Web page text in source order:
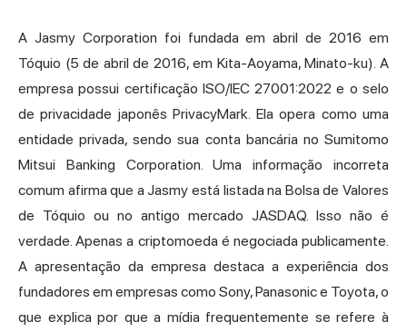
A Jasmy Corporation foi fundada em abril de 2016 em
Tóquio (5 de abril de 2016, em Kita-Aoyama, Minato-ku). A
empresa possui certificação ISO/IEC 27001:2022 e o selo
de privacidade japonês PrivacyMark. Ela opera como uma
entidade privada, sendo sua conta bancária no Sumitomo
Mitsui Banking Corporation. Uma informação incorreta
comum afirma que a Jasmy está listada na Bolsa de Valores
de Tóquio ou no antigo mercado JASDAQ. Isso não é
verdade. Apenas a criptomoeda é negociada publicamente.
A apresentação da empresa destaca a experiência dos
fundadores em empresas como Sony, Panasonic e Toyota, o
que explica por que a mídia frequentemente se refere à